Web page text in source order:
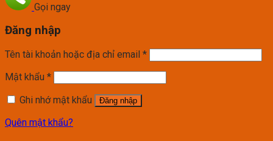
Gọi ngay
Đăng nhập
Tên tài khoản hoặc địa chỉ email *
Mật khẩu *
Ghi nhớ mật khẩu
Đăng nhập
Quên mật khẩu?